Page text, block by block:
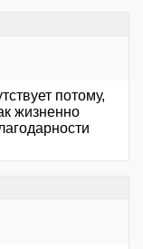
потому,
жизненно